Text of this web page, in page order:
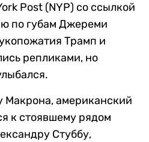
Post (NYP) со ссылкой
по губам Джереми
Трамп и
репликами, но
Макрона, американский
к стоявшему рядом
Стуббу,